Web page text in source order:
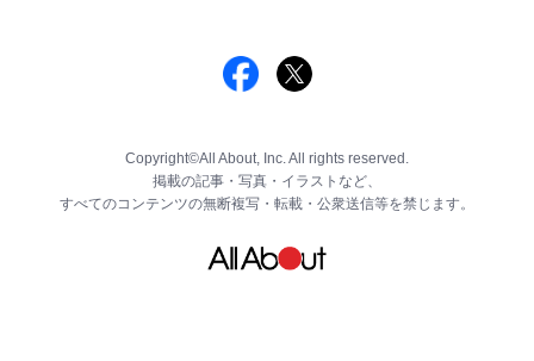
Copyright©All About, Inc. All rights reserved.
掲載の記事・写真・イラストなど、
すべてのコンテンツの無断複写・転載・公衆送信等を禁じます。